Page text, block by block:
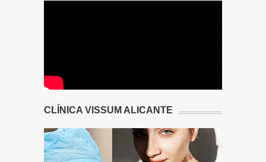
CLÍNICA VISSUM ALICANTE